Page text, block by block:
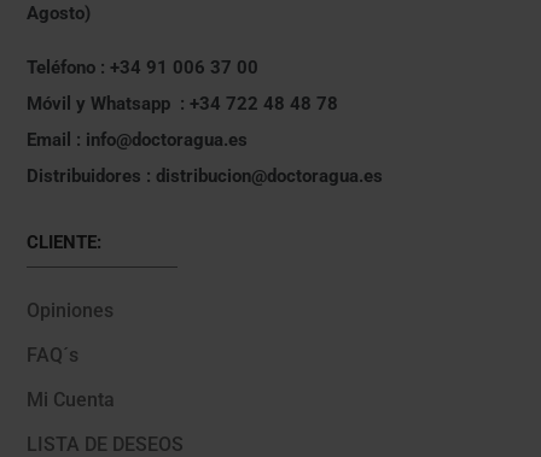
Agosto)
Teléfono : +34 91 006 37 00
Móvil y Whatsapp : +34 722 48 48 78
Email : info@doctoragua.es
Distribuidores : distribucion@doctoragua.es
CLIENTE:
Opiniones
FAQ´s
Mi Cuenta
LISTA DE DESEOS